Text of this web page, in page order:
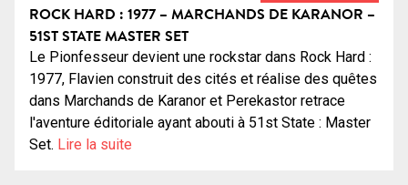
ROCK HARD : 1977 – MARCHANDS DE KARANOR –
51ST STATE MASTER SET
Le Pionfesseur devient une rockstar dans Rock Hard :
1977, Flavien construit des cités et réalise des quêtes
dans Marchands de Karanor et Perekastor retrace
l'aventure éditoriale ayant abouti à 51st State : Master
Set. Lire la suite